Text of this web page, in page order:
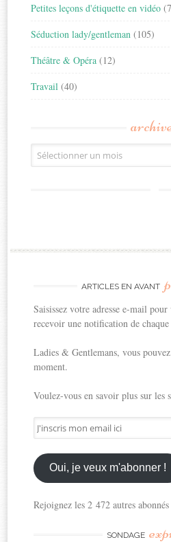
Petites leçons d'étiquette en vidéo
Séduction lady/gentleman (105)
Théâtre & Opéra (12)
Travail (40)
Archives
ARTICLES EN AVANT
Saisissez votre adresse e-mail
recevoir une notification de
Ladies & Gentlemans, vous
moment.
Voulez-vous en savoir plus sur les
J'inscris
mon
email
ici
Oui, je veux m'abonner !
Rejoignez les 2 472 autres abonnés
SONDAGE